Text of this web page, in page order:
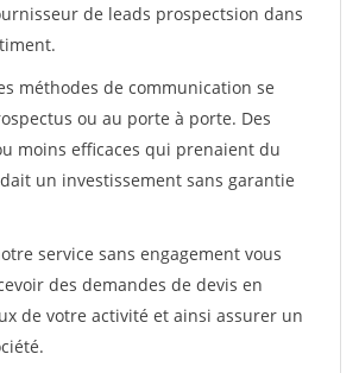
de leads prospectsion dans
méthodes de communication se
ou au porte à porte. Des
moins efficaces qui prenaient du
un investissement sans garantie
service sans engagement vous
des demandes de devis en
de votre activité et ainsi assurer un